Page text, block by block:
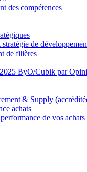
des compétences
de
de filières
ByO/Cubik par
& Supply
achats
de vos achats